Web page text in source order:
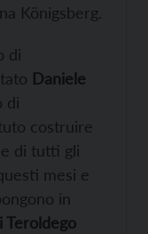
Königsberg.
di
Daniele
di
costruire
di tutti gli
mesi e
in
Teroldego